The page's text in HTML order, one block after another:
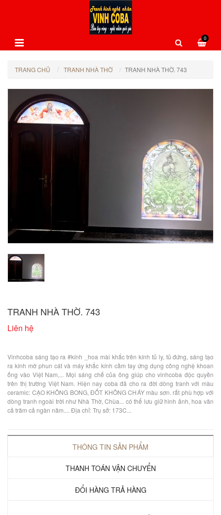
0
TRANG CHỦ TRANH NHÀ THỜ TRANH NHÀ THỜ. 743
TRANH NHÀ THỜ. 743
Liên hệ
Vinhcoba sáng tạo ra #kính _hoa mài khắc trên kính tủ ly, tủ đứng, sáng tạo
ra kính mờ phun cát và máy khắc kính cầm tay ứng dụng công nghệ khoan
ống vào Việt Nam,... Mọi sáng chế của ông giúp cho vinhcoba độc quyền
trên thị trường Việt Nam. Hiện nay coba đã cho ra đời dòng tranh với màu
ceramic: CẠO KHÔNG BONG, ĐỐT KHÔNG CHÁY màu sơn. rất phù hợp với
dòng tranh ngoài trời như Nhà Thờ, Chùa... có thể lưu giữ hình ảnh, hoa văn
cả trăm cả ngàn năm.... Địa chỉ: Trụ sở: 173C...
THÔNG TIN SẢN PHẨM
THANH TOÁN VẬN CHUYỂN
ĐỔI HÀNG TRẢ HÀNG